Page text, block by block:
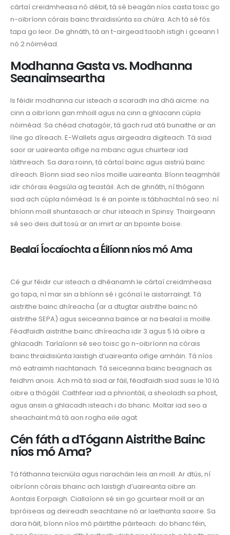
cártaí creidmheasa nó débit, tá sé beagán níos casta toisc go
n-oibríonn córais bainc thraidisiúnta sa chúlra. Ach tá sé fós
tapa go leor. De ghnáth, tá an t-airgead taobh istigh i gceann 1
nó 2 nóiméad.
Modhanna Gasta vs. Modhanna
Seanaimseartha
Is féidir modhanna cur isteach a scaradh ina dhá aicme: na
cinn a oibríonn gan mhoill agus na cinn a ghlacann cúpla
nóiméad. Sa chéad chatagóir, tá gach rud atá bunaithe ar an
líne go díreach. E-Wallets agus airgeadra digiteach. Tá siad
saor ar uaireanta oifige na mbanc agus chuirtear iad
láithreach. Sa dara roinn, tá cártaí bainc agus aistriú bainc
díreach. Bíonn siad seo níos moille uaireanta. Bíonn teagmháil
idir chórais éagsúla ag teastáil. Ach de ghnáth, ní thógann
siad ach cúpla nóiméad. Is é an pointe is tábhachtaí ná seo: ní
bhíonn moill shuntasach ar chur isteach in Spinsy. Thairgeann
sé seo deis duit tosú ar an imirt ar an bpointe boise.
Bealaí Íocaíochta a Éilíonn níos mó Ama
Cé gur féidir cur isteach a dhéanamh le cártaí creidmheasa
go tapa, ní mar sin a bhíonn sé i gcónaí le aistarraingt. Tá
aistrithe bainc dhíreacha (ar a dtugtar aistrithe bainc nó
aistrithe SEPA) agus seiceanna baince ar na bealaí is moille.
Féadfaidh aistrithe bainc dhíreacha idir 3 agus 5 lá oibre a
ghlacadh. Tarlaíonn sé seo toisc go n-oibríonn na córais
bainc thraidisiúnta laistigh d’uaireanta oifige amháin. Tá níos
mó eatraimh riachtanach. Tá seiceanna bainc beagnach as
feidhm anois. Ach má tá siad ar fáil, féadfaidh siad suas le 10 lá
oibre a thógáil. Caithfear iad a phriontáil, a sheoladh sa phost,
agus ansin a ghlacadh isteach i do bhanc. Moltar iad seo a
sheachaint má tá aon rogha eile agat.
Cén fáth a dTógann Aistrithe Bainc
níos mó Ama?
Tá fáthanna teicniúla agus riaracháin leis an moill. Ar dtús, ní
oibríonn córais bhainc ach laistigh d’uaireanta oibre an
Aontais Eorpaigh. Ciallaíonn sé sin go gcuirtear moill ar an
bpróiseas ag deireadh seachtaine nó ar laethanta saoire. Sa
dara háit, bíonn níos mó páirtithe páirteach: do bhanc féin,